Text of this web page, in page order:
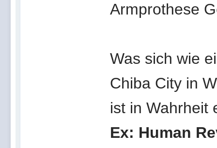
Armprothese
Was sich wie
Chiba City in
ist in Wahrheit
Ex: Human